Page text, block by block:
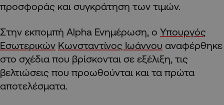
προσφοράς και συγκράτηση των τιμών.
Στην εκπομπή Alpha Ενημέρωση, ο Υπουργός
Εσωτερικών Κωνσταντίνος Ιωάννου αναφέρθηκε
στο σχέδια που βρίσκονται σε εξέλιξη, τις
βελτιώσεις που προωθούνται και τα πρώτα
αποτελέσματα.